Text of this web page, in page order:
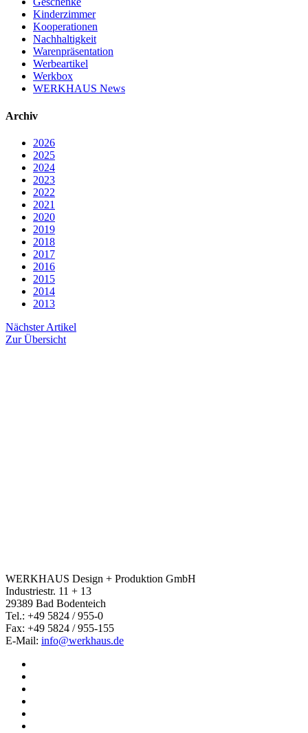
Kinderzimmer
Kooperationen
Nachhaltigkeit
Warenpräsentation
Werbeartikel
Werkbox
WERKHAUS News
Archiv
2026
2025
2024
2023
2022
2021
2020
2019
2018
2017
2016
2015
2014
2013
Nächster Artikel
Zur Übersicht
WERKHAUS Design + Produktion GmbH
Industriestr. 11 + 13
29389 Bad Bodenteich
Tel.: +49 5824 / 955-0
Fax: +49 5824 / 955-155
E-Mail: info@werkhaus.de